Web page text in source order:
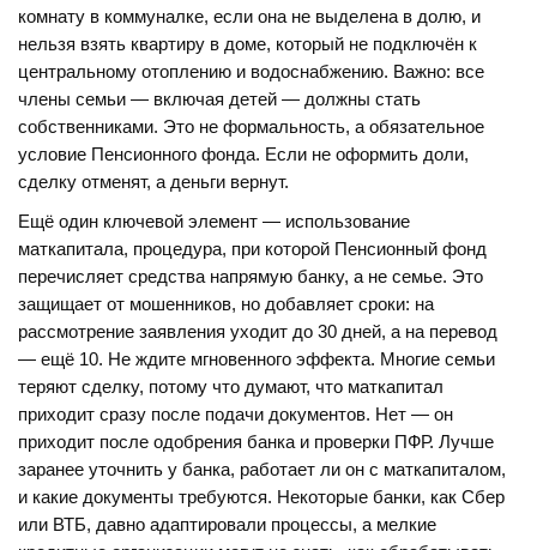
комнату в коммуналке, если она не выделена в долю, и
нельзя взять квартиру в доме, который не подключён к
центральному отоплению и водоснабжению. Важно: все
члены семьи — включая детей — должны стать
собственниками. Это не формальность, а обязательное
условие Пенсионного фонда. Если не оформить доли,
сделку отменят, а деньги вернут.
Ещё один ключевой элемент — использование
маткапитала, процедура, при которой Пенсионный фонд
перечисляет средства напрямую банку, а не семье. Это
защищает от мошенников, но добавляет сроки: на
рассмотрение заявления уходит до 30 дней, а на перевод
— ещё 10. Не ждите мгновенного эффекта. Многие семьи
теряют сделку, потому что думают, что маткапитал
приходит сразу после подачи документов. Нет — он
приходит после одобрения банка и проверки ПФР. Лучше
заранее уточнить у банка, работает ли он с маткапиталом,
и какие документы требуются. Некоторые банки, как Сбер
или ВТБ, давно адаптировали процессы, а мелкие